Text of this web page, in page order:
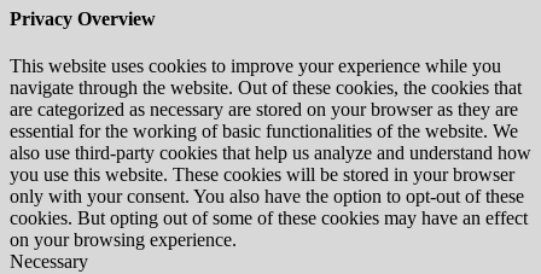
Privacy Overview
This website uses cookies to improve your experience while you
navigate through the website. Out of these cookies, the cookies that
are categorized as necessary are stored on your browser as they are
essential for the working of basic functionalities of the website. We
also use third-party cookies that help us analyze and understand how
you use this website. These cookies will be stored in your browser
only with your consent. You also have the option to opt-out of these
cookies. But opting out of some of these cookies may have an effect
on your browsing experience.
Necessary